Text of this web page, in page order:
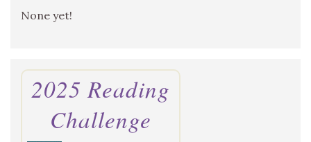
None yet!
2025 Reading
Challenge